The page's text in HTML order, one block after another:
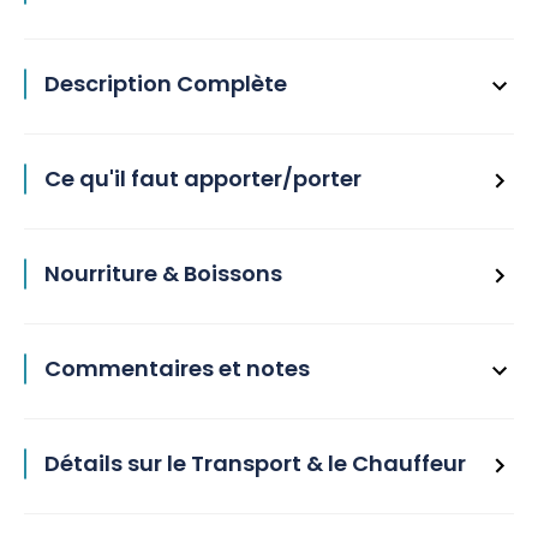
Description Complète
Ce qu'il faut apporter/porter
Nourriture & Boissons
Commentaires et notes
Détails sur le Transport & le Chauffeur